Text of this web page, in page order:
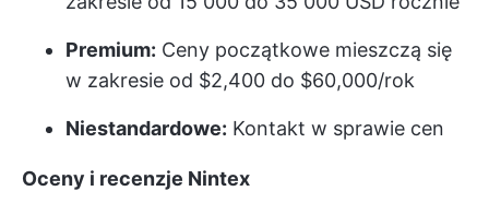
Premium: Ceny początkowe mieszczą się
w zakresie od $2,400 do $60,000/rok
Niestandardowe: Kontakt w sprawie cen
Oceny i recenzje Nintex